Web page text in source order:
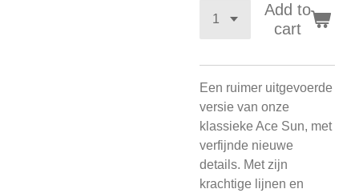
Add to
cart
Een ruimer uitgevoerde
versie van onze
klassieke Ace Sun, met
verfijnde nieuwe
details. Met zijn
krachtige lijnen en